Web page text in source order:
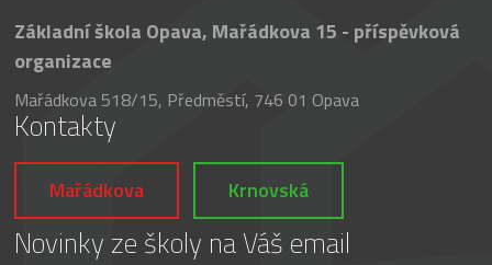
Základní škola Opava, Mařádkova 15 - příspěvková
organizace
Mařádkova 518/15, Předměstí, 746 01 Opava
Kontakty
Mařádkova Krnovská
Novinky ze školy na Váš email